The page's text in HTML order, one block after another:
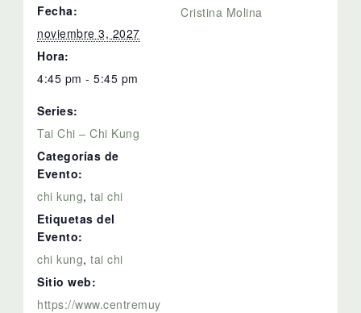
Fecha:
noviembre 3, 2027
Hora:
4:45 pm - 5:45 pm
Series:
Tai Chi – Chi Kung
Categorías de
Evento:
chi kung,tai chi
Etiquetas del
Evento:
chi kung,tai chi
Sitio web:
https://www.centremuy
Cristina Molina